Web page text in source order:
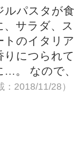
パスタが
サラダ、
トのイタリ
につられ
…。 なので
2018/11/28）